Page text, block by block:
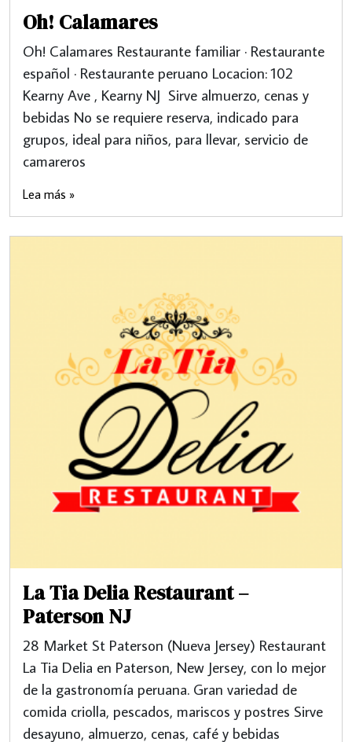
Oh! Calamares
Oh! Calamares Restaurante familiar · Restaurante
español · Restaurante peruano Locacion: 102
Kearny Ave , Kearny NJ Sirve almuerzo, cenas y
bebidas No se requiere reserva, indicado para
grupos, ideal para niños, para llevar, servicio de
camareros
Lea más »
La Tia Delia Restaurant –
Paterson NJ
28 Market St Paterson (Nueva Jersey) Restaurant
La Tia Delia en Paterson, New Jersey, con lo mejor
de la gastronomía peruana. Gran variedad de
comida criolla, pescados, mariscos y postres Sirve
desayuno, almuerzo, cenas, café y bebidas